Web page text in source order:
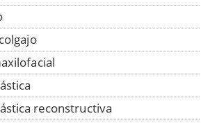
reconstructiva